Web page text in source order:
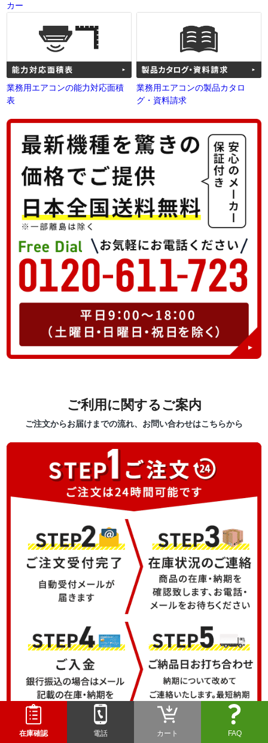
カー
業務用エアコンの能力対応面積
表
業務用エアコンの製品カタロ
グ・資料請求
ご利用に関するご案内
ご注文からお届けまでの流れ、お問い合わせはこちらから
在庫確認 電話 カート FAQ